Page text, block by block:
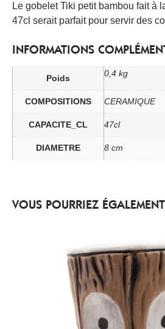
Le gobelet Tiki petit bambou fait à
47cl serait parfait pour servir des
INFORMATIONS
Poids 0,4 kg
COMPOSITIONS CERAMIQUE
CAPACITE_CL 47cl
DIAMETRE 8 cm
VOUS POURRIEZ